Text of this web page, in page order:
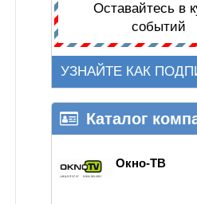
Оставайтесь в
событий
УЗНАЙТЕ КАК
Каталог
Окно-ТВ